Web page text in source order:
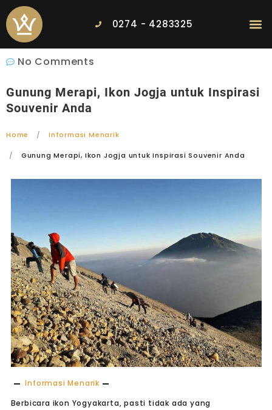
0274 - 4283325
No Comments
Gunung Merapi, Ikon Jogja untuk Inspirasi
Souvenir Anda
Home Informasi Menarik
Gunung Merapi, Ikon Jogja untuk Inspirasi Souvenir Anda
Informasi Menarik
Berbicara ikon Yogyakarta, pasti tidak ada yang